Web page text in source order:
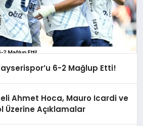
6-2 Mağlup Etti!
Ahmet Hoca, Mauro Icardi ve
Üzerine Açıklamalar